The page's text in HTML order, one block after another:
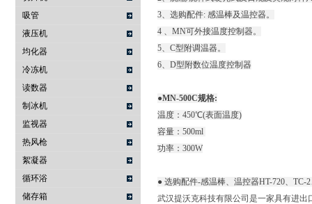
吸管
液压机
均化器
冷冻机
读数器
制冰机
监视器
热风枪
絮凝器
循环浴
储存箱
3、选购配件: 感温棒及温控器。
4 、MN可外接温度控制器。
5、C型附调温器。
6、D型附数位温度控制器
●MN-500C规格:
温度：450℃(表面温度)
容量：500ml
功率：300W
● 选购配件-感温棒、温控器HT-720、TC-2
武汉提沃克科技有限公司是一家具有进